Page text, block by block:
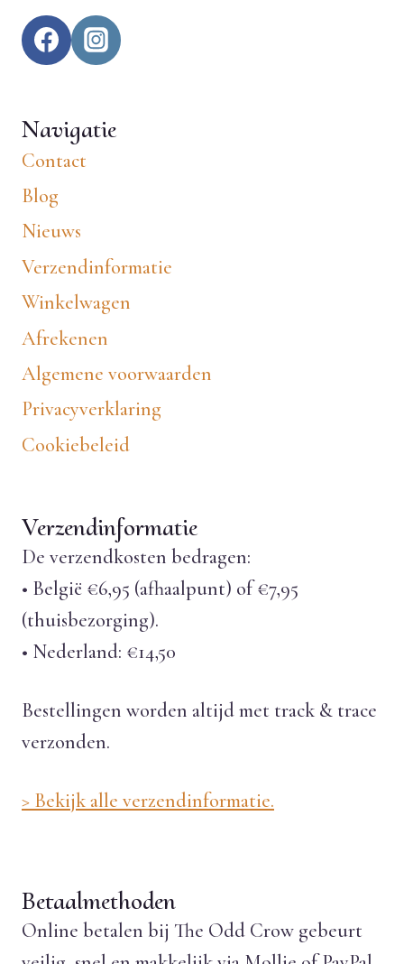
Navigatie
Contact
Blog
Nieuws
Verzendinformatie
Winkelwagen
Afrekenen
Algemene voorwaarden
Privacyverklaring
Cookiebeleid
Verzendinformatie
De verzendkosten bedragen:
• België €6,95 (afhaalpunt) of €7,95
(thuisbezorging).
• Nederland: €14,50
Bestellingen worden altijd met track & trace
verzonden.
> Bekijk alle verzendinformatie.
Betaalmethoden
Online betalen bij The Odd Crow gebeurt